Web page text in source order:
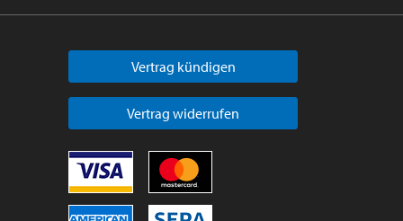
Vertrag kündigen
Vertrag widerrufen